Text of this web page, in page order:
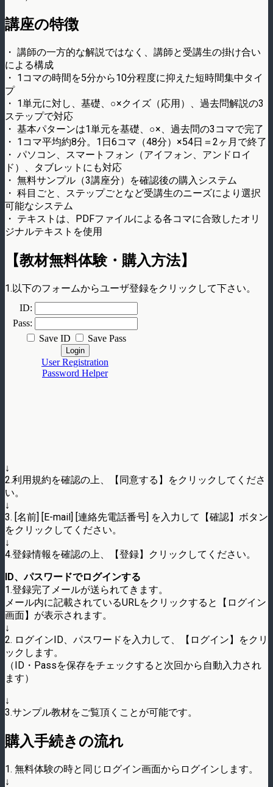
講座の特徴
・ 講師の一方的な解説ではなく、講師と受講生の掛け合い
による構成
・ 1コマの時間を5分から10分程度に抑えた短時間集中タイ
プ
・ 1単元に対し、基礎、○×クイズ（応用）、過去問解説の3
ステップで対応
・ 基本パターンは1単元を基礎、○×、過去問の3コマで完了
・ 1コマ平均約8分。1日6コマ（48分）×54日＝2ヶ月で終了
・ パソコン、スマートフォン（アイフォン、アンドロイ
ド）、タブレットにも対応
・ 無料サンプル（3講座分）を確認後の購入システム
・ 科目ごと、ステップごとなど受講生のニーズにより選択
可能なシステム
・ テキストは、PDFファイルによる各コマに合致したオリ
ジナルテキストを使用
【教材無料体験・購入方法】
1.以下のフォームからユーザ登録をクリックして下さい。
↓
2.利用規約を確認の上、【同意する】をクリックしてくださ
い。
↓
3. [名前] [E-mail] [連絡先電話番号] を入力して【確認】ボタン
をクリックしてください。
↓
4.登録情報を確認の上、【登録】クリックしてください。
ID、パスワードでログインする
1.登録完了メールが送られてきます。
メール内に記載されているURLをクリックすると【ログイン
画面】が表示されます。
↓
2. ログインID、パスワードを入力して、【ログイン】をクリ
ックします。
（ID・Passを保存をチェックすると次回から自動入力され
ます）
↓
3.サンプル教材をご覧頂くことが可能です。
購入手続きの流れ
1. 無料体験の時と同じログイン画面からログインします。
↓